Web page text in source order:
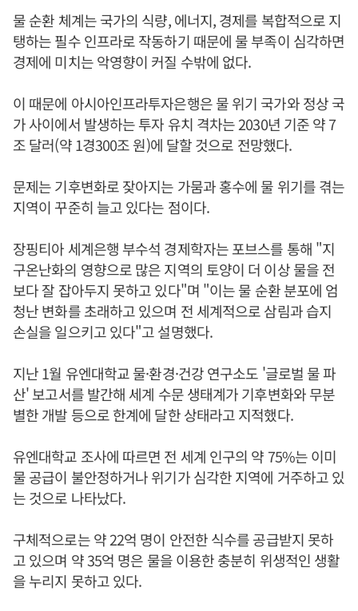
물 순환 체계는 국가의 식량, 에너지, 경제를 복합적으로 지
탱하는 필수 인프라로 작동하기 때문에 물 부족이 심각하면
경제에 미치는 악영향이 커질 수밖에 없다.
이 때문에 아시아인프라투자은행은 물 위기 국가와 정상 국
가 사이에서 발생하는 투자 유치 격차는 2030년 기준 약 7
조 달러(약 1경300조 원)에 달할 것으로 전망했다.
문제는 기후변화로 잦아지는 가뭄과 홍수에 물 위기를 겪는
지역이 꾸준히 늘고 있다는 점이다.
장핑티아 세계은행 부수석 경제학자는 포브스를 통해 "지
구온난화의 영향으로 많은 지역의 토양이 더 이상 물을 전
보다 잘 잡아두지 못하고 있다"며 "이는 물 순환 분포에 엄
청난 변화를 초래하고 있으며 전 세계적으로 삼림과 습지
손실을 일으키고 있다"고 설명했다.
지난 1월 유엔대학교 물·환경·건강 연구소도 '글로벌 물 파
산' 보고서를 발간해 세계 수문 생태계가 기후변화와 무분
별한 개발 등으로 한계에 달한 상태라고 지적했다.
유엔대학교 조사에 따르면 전 세계 인구의 약 75%는 이미
물 공급이 불안정하거나 위기가 심각한 지역에 거주하고 있
는 것으로 나타났다.
구체적으로는 약 22억 명이 안전한 식수를 공급받지 못하
고 있으며 약 35억 명은 물을 이용한 충분히 위생적인 생활
을 누리지 못하고 있다.